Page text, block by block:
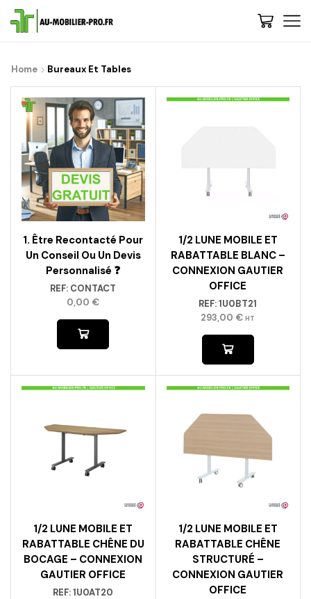
Home Bureaux Et Tables
1. Être Recontacté Pour
Un Conseil Ou Un Devis
Personnalisé ❓
REF: CONTACT
0,00 €
1/2 LUNE MOBILE ET
RABATTABLE BLANC –
CONNEXION GAUTIER
OFFICE
REF:1U0BT21
293,00 € HT
1/2 LUNE MOBILE ET
RABATTABLE CHÊNE DU
BOCAGE – CONNEXION
GAUTIER OFFICE
REF:1U0AT20
1/2 LUNE MOBILE ET
RABATTABLE CHÊNE
STRUCTURÉ –
CONNEXION GAUTIER
OFFICE